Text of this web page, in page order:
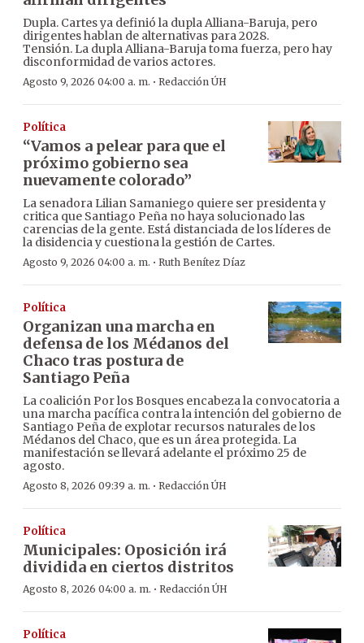
Dupla. Cartes ya definió la dupla Alliana-Baruja, pero
dirigentes hablan de alternativas para 2028.
Tensión. La dupla Alliana-Baruja toma fuerza, pero hay
disconformidad de varios actores.
Agosto 9, 2026 04:00 a. m. · Redacción ÚH
Política
“Vamos a pelear para que el
próximo gobierno sea
nuevamente colorado”
La senadora Lilian Samaniego quiere ser presidenta y
critica que Santiago Peña no haya solucionado las
carencias de la gente. Está distanciada de los líderes de
la disidencia y cuestiona la gestión de Cartes.
Agosto 9, 2026 04:00 a. m. · Ruth Benítez Díaz
Política
Organizan una marcha en
defensa de los Médanos del
Chaco tras postura de
Santiago Peña
La coalición Por los Bosques encabeza la convocatoria a
una marcha pacífica contra la intención del gobierno de
Santiago Peña de explotar recursos naturales de los
Médanos del Chaco, que es un área protegida. La
manifestación se llevará adelante el próximo 25 de
agosto.
Agosto 8, 2026 09:39 a. m. · Redacción ÚH
Política
Municipales: Oposición irá
dividida en ciertos distritos
Agosto 8, 2026 04:00 a. m. · Redacción ÚH
Política